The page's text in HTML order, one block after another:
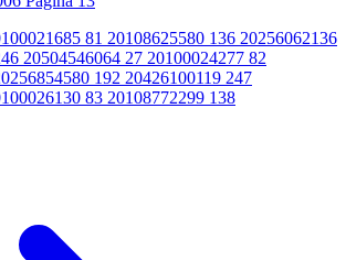
81 20108625580 136 20256062136
20504546064 27 20100024277 82
192 20426100119 247
83 20108772299 138